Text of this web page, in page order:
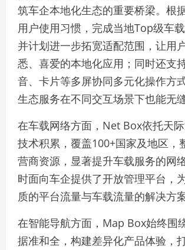
筑车企本地化生态的重要桥梁。根
用户使用习惯，完成当地Top级车
并计划进一步拓宽适配范围，让用
悉、喜爱的本地化应用；同时还支
音、卡片等多屏协同多元化操作方
生态服务在不同交互场景下也能无缝
在车载网络方面，Net Box依托天
技术积累，覆盖100+国家及地区，
营商资源，显著提升车载服务的网
时面向车企提供了开放管理平台，
质的平台流量与车载流量的解决方案
在智能导航方面，Map Box始终围
据准和全，构建差异化产品体验，